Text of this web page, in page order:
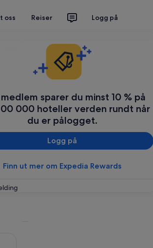
oss Reiser Logg på
sparer du minst 10 % på
000 hoteller verden rundt når
du er pålogget.
Logg på
Finn ut mer om Expedia Rewards